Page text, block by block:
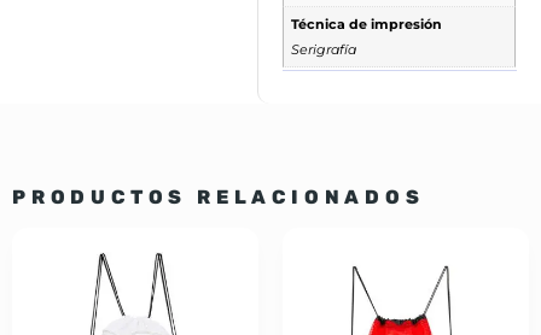
Técnica de impresión
Serigrafía
PRODUCTOS RELACIONADOS